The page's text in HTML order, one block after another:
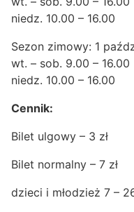
niedz. 10.00 – 16.00
Sezon zimowy: 1
wt. – sob. 9.00 – 16.00
niedz. 10.00 – 16.00
Cennik:
Bilet ulgowy – 3 zł
Bilet normalny – 7 zł
dzieci i młodzież 7 –